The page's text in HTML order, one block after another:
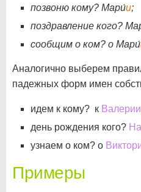
позвоню кому? Мари́и;
поздравление кого?
сообщим о ком? о Мари́
Аналогично выберем
падежных форм имен
идем к кому? к
день рождения кого?
узнаем о ком? о
Примеры